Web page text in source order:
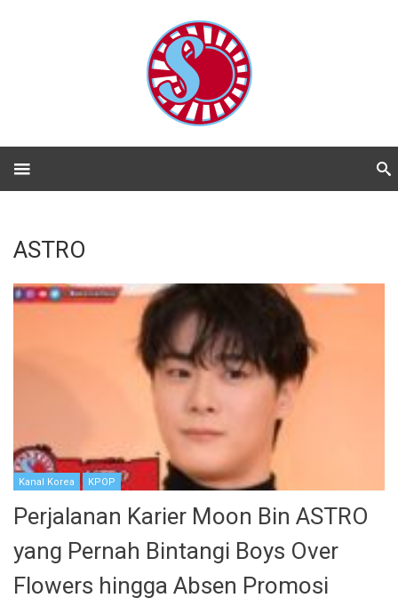
ASTRO
Kanal Korea KPOP
Perjalanan Karier Moon Bin ASTRO
yang Pernah Bintangi Boys Over
Flowers hingga Absen Promosi